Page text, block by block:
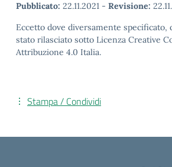
Pubblicato: 22.11.2021 - Revisione:
Eccetto dove diversamente specificato,
stato rilasciato sotto Licenza Creative
Attribuzione 4.0 Italia.
Stampa / Condividi